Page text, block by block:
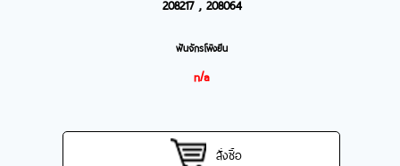
ฟันจักรโพ้งยีน
n/a
สั่งซื้อ